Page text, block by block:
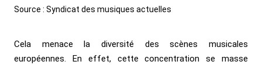
Source : Syndicat des musiques actuelles
Cela menace la diversité des scènes musicales
européennes. En effet, cette concentration se masse